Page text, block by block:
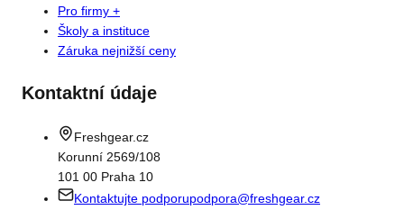
Pro firmy +
Školy a instituce
Záruka nejnižší ceny
Kontaktní údaje
Freshgear.cz
Korunní 2569/108
101 00 Praha 10
Kontaktujte podporupodpora@freshgear.cz